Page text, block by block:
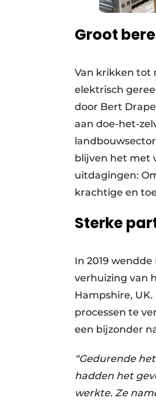
Groot
Van krikken tot
elektrisch
door Bert
aan doe-het-
blijven het met
uitdagingen:
krachtige en
Sterke
In 2019
verhuizing van
Hampshire,
processen te
een bijzonder
“Gedurende
hadden het
werkte. Ze